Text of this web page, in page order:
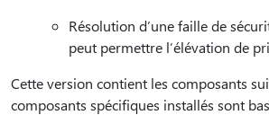
Résolution d’une faille de
peut permettre l’élévation de
Cette version contient les composants
composants spécifiques installés sont